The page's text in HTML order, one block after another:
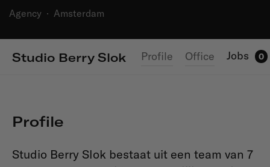
Agency · Amsterdam
Studio Berry Slok Profile Office Jobs 0
Profile
Studio Berry Slok bestaat uit een team van 7